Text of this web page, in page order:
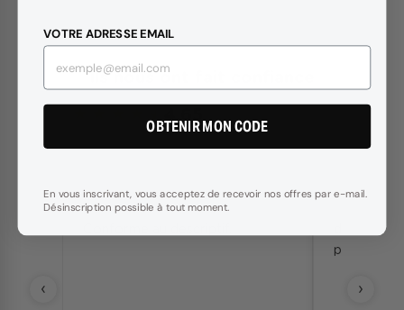
Ils nous ont fait confiance
/5
‹
★ ★ ★ ★ ★ ★ ★ ★
delai
produit
›
VOTRE ADRESSE EMAIL
OBTENIR MON CODE
En vous inscrivant, vous acceptez de recevoir nos offres par e-mail.
Désinscription possible à tout moment.